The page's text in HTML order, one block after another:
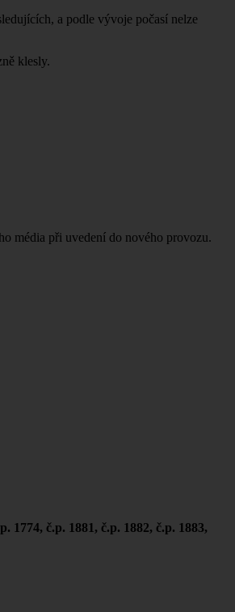
a podle vývoje počasí nelze
klesly.
média při uvedení do nového provozu.
1774, č.p. 1881, č.p. 1882, č.p. 1883,